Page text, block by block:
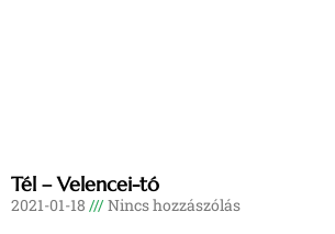
Tél – Velencei-tó
2021-01-18 Nincs hozzászólás